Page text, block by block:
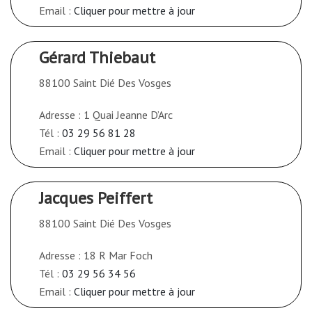
Email : Cliquer pour mettre à jour
Gérard Thiebaut
88100 Saint Dié Des Vosges
Adresse : 1 Quai Jeanne D’Arc
Tél : 03 29 56 81 28
Email : Cliquer pour mettre à jour
Jacques Peiffert
88100 Saint Dié Des Vosges
Adresse : 18 R Mar Foch
Tél : 03 29 56 34 56
Email : Cliquer pour mettre à jour